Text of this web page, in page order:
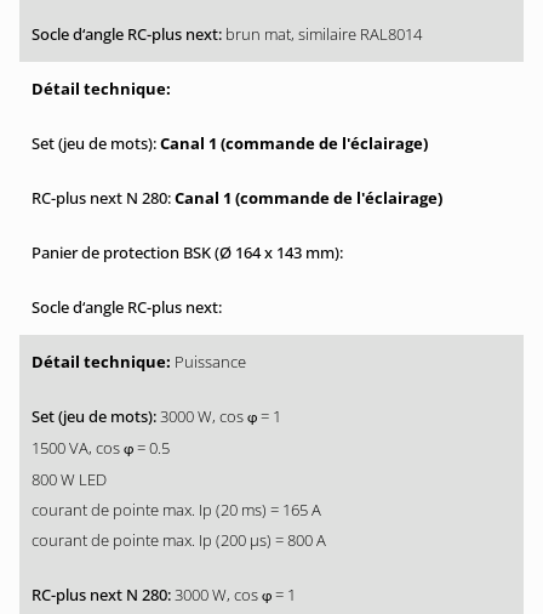
brun mat, similaire RAL8014
Canal 1 (commande de l'éclairage)
Canal 1 (commande de l'éclairage)
Puissance
3000 W, cos φ = 1
1500 VA, cos φ = 0.5
800 W LED
courant de pointe max. Ip (20 ms) = 165 A
courant de pointe max. Ip (200 µs) = 800 A
3000 W, cos φ = 1